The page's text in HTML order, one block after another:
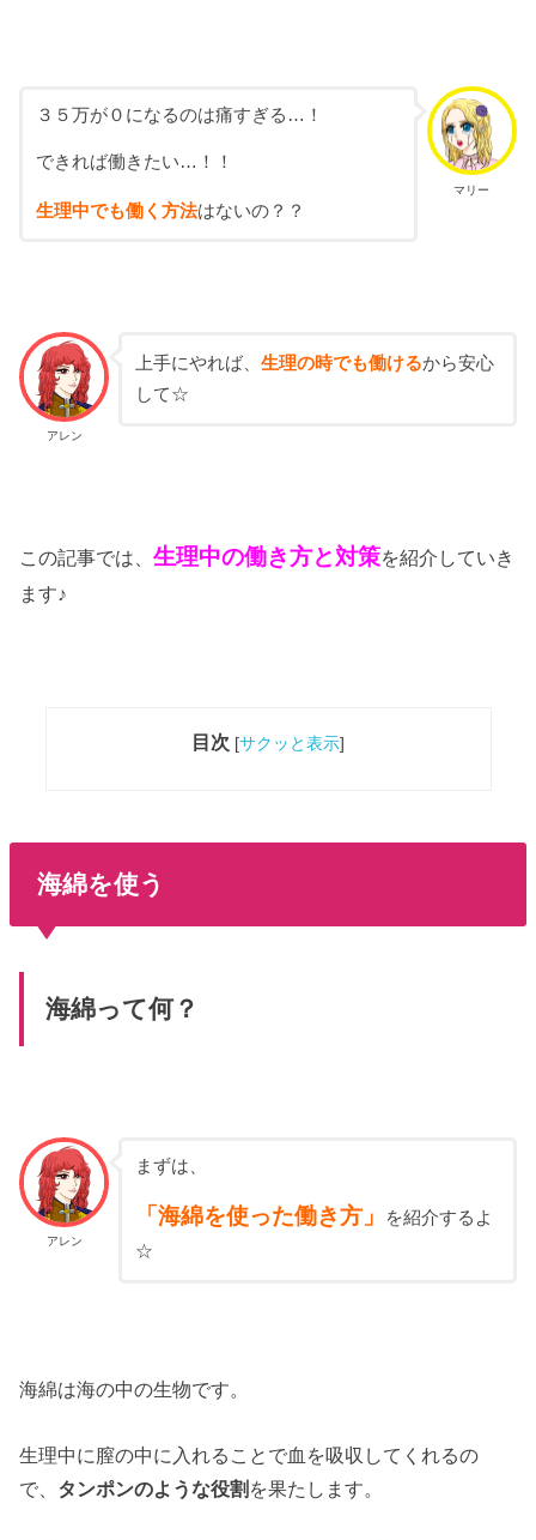
マリー
３５万が０になるのは痛すぎる…！
できれば働きたい…！！
生理中でも働く方法はないの？？
アレン
上手にやれば、 生理の時でも働けるから安心
して☆
この記事では、生理中の働き方と対策を紹介していき
ます♪
目次 [サクッと表示]
海綿を使う
海綿って何？
アレン
まずは、
「海綿を使った働き方」
を紹介するよ
☆
海綿は海の中の生物です。
生理中に膣の中に入れることで血を吸収してくれるの
で、 タンポンのような役割 を果たします。